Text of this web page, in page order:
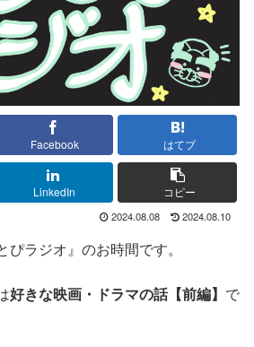
Facebook はてブ
LinkedIn コピー
2024.08.08 2024.08.10
ラジオ』のお時間です。
好きな映画・ドラマの話【前編】 で